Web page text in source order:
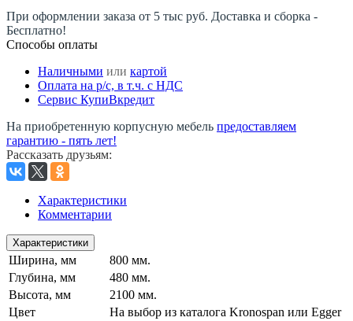
При оформлении заказа от 5 тыс руб. Доставка и сборка -
Бесплатно!
Способы оплаты
Наличными или картой
Оплата на р/c, в т.ч. с НДС
Сервис КупиВкредит
На приобретенную корпусную мебель предоставляем
гарантию - пять лет!
Рассказать друзьям:
Характеристики
Комментарии
Характеристики
Ширина, мм
800 мм.
Глубина, мм
480 мм.
Высота, мм
2100 мм.
Цвет
На выбор из каталога Kronospan или Egger